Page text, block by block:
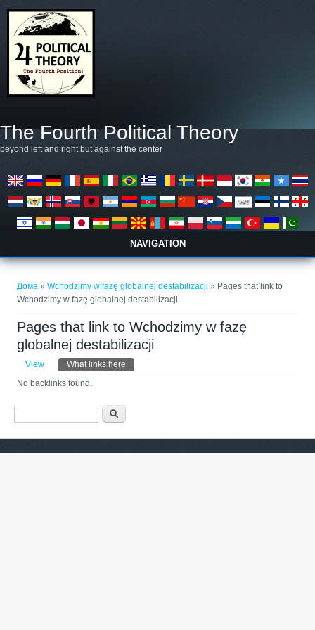
The Fourth Political Theory
beyond left and right but against the center
NAVIGATION
Дома »Wchodzimy w fazę globalnej destabilizacji » Pages that link to
Wchodzimy w fazę globalnej destabilizacji
Pages that link to Wchodzimy w fazę
globalnej destabilizacji
Primary tabs
View What links here
No backlinks found.